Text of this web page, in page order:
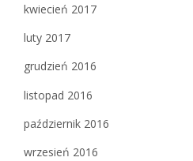
kwiecień 2017
luty 2017
grudzień 2016
listopad 2016
październik 2016
wrzesień 2016